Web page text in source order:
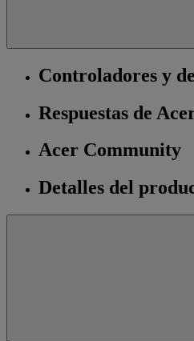
Controladores y
Respuestas de
Acer Community
Detalles del